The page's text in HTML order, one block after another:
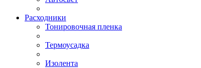
Расходники
Тонировочная пленка
Термоусадка
Изолента